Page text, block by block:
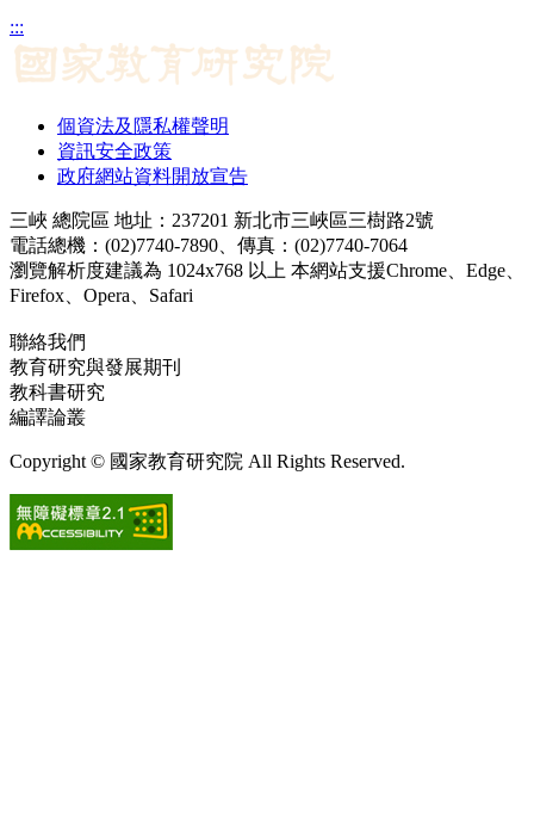
:::
個資法及隱私權聲明
資訊安全政策
政府網站資料開放宣告
三峽 總院區 地址：237201 新北市三峽區三樹路2號
電話總機：(02)7740-7890、傳真：(02)7740-7064
瀏覽解析度建議為 1024x768 以上 本網站支援Chrome、Edge、
Firefox、Opera、Safari
聯絡我們
教育研究與發展期刊
教科書研究
編譯論叢
Copyright © 國家教育研究院 All Rights Reserved.